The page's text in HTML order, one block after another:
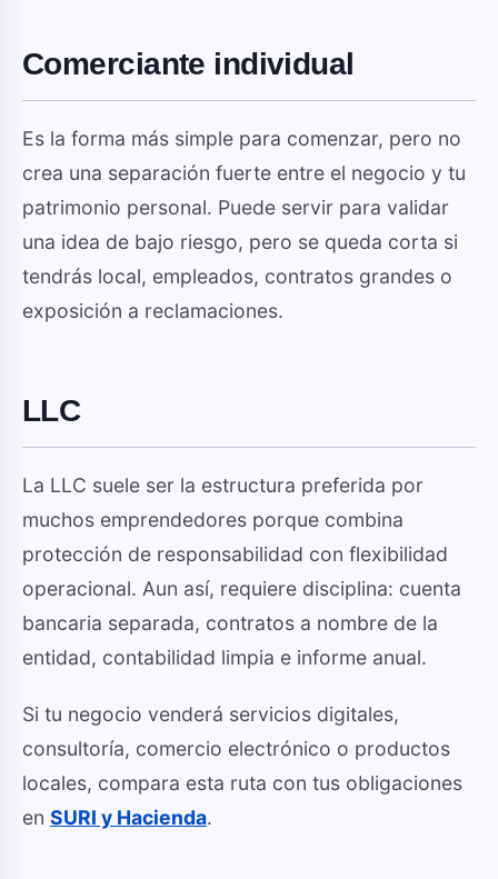
Comerciante individual
Es la forma más simple para comenzar, pero no
crea una separación fuerte entre el negocio y tu
patrimonio personal. Puede servir para validar
una idea de bajo riesgo, pero se queda corta si
tendrás local, empleados, contratos grandes o
exposición a reclamaciones.
LLC
La LLC suele ser la estructura preferida por
muchos emprendedores porque combina
protección de responsabilidad con flexibilidad
operacional. Aun así, requiere disciplina: cuenta
bancaria separada, contratos a nombre de la
entidad, contabilidad limpia e informe anual.
Si tu negocio venderá servicios digitales,
consultoría, comercio electrónico o productos
locales, compara esta ruta con tus obligaciones
en SURI y Hacienda.